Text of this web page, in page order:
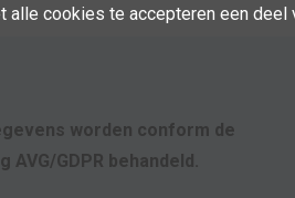
worden conform de
AVG/GDPR behandeld.
alle cookies te accepteren een deel